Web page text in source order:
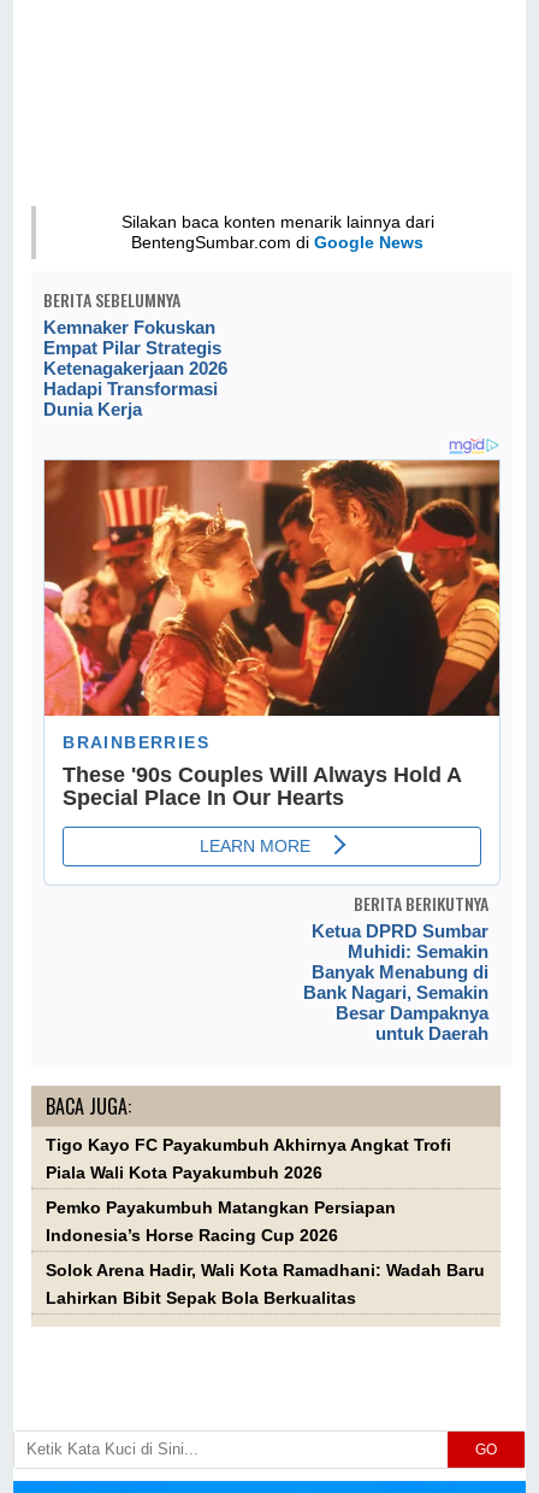
Silakan baca konten menarik lainnya dari
BentengSumbar.com diGoogle News
BERITA SEBELUMNYA
Kemnaker Fokuskan
Empat Pilar Strategis
Ketenagakerjaan 2026
Hadapi Transformasi
Dunia Kerja
BERITA BERIKUTNYA
Ketua DPRD Sumbar
Muhidi: Semakin
Banyak Menabung di
Bank Nagari, Semakin
Besar Dampaknya
untuk Daerah
BACA JUGA:
Tigo Kayo FC Payakumbuh Akhirnya Angkat Trofi
Piala Wali Kota Payakumbuh 2026
Pemko Payakumbuh Matangkan Persiapan
Indonesia’s Horse Racing Cup 2026
Solok Arena Hadir, Wali Kota Ramadhani: Wadah Baru
Lahirkan Bibit Sepak Bola Berkualitas
GO